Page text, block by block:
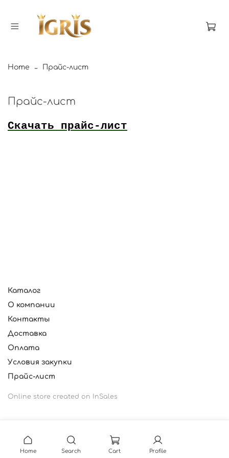
Home Прайс-лист
Прайс-лист
Скачать прайс-лист
Каталог
О компании
Контакты
Доставка
Оплата
Условия закупки
Прайс-лист
Online store created on InSales
Home Search Cart Profile